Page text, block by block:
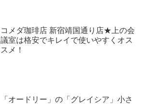
コメダ珈琲店 新宿靖国通り店★上の会
議室は格安でキレイで使いやすくオス
スメ！
「オードリー」の「グレイシア」小さ